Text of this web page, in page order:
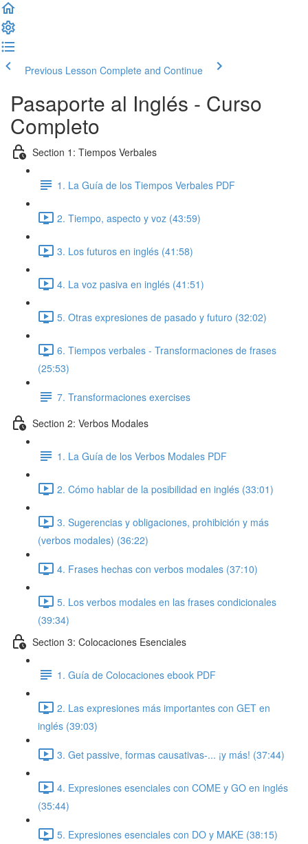
Previous Lesson Complete and Continue
Pasaporte al Inglés - Curso
Completo
Section 1: Tiempos Verbales
1. La Guía de los Tiempos Verbales PDF
2. Tiempo, aspecto y voz (43:59)
3. Los futuros en inglés (41:58)
4. La voz pasiva en inglés (41:51)
5. Otras expresiones de pasado y futuro (32:02)
6. Tiempos verbales - Transformaciones de frases
(25:53)
7. Transformaciones exercises
Section 2: Verbos Modales
1. La Guía de los Verbos Modales PDF
2. Cómo hablar de la posibilidad en inglés (33:01)
3. Sugerencias y obligaciones, prohibición y más
(verbos modales) (36:22)
4. Frases hechas con verbos modales (37:10)
5. Los verbos modales en las frases condicionales
(39:34)
Section 3: Colocaciones Esenciales
1. Guía de Colocaciones ebook PDF
2. Las expresiones más importantes con GET en
inglés (39:03)
3. Get passive, formas causativas-... ¡y más! (37:44)
4. Expresiones esenciales con COME y GO en inglés
(35:44)
5. Expresiones esenciales con DO y MAKE (38:15)